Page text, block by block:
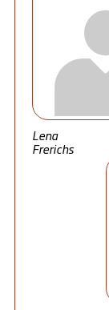
Lena
Frerichs